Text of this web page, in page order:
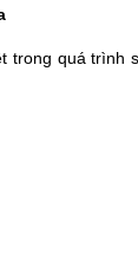
quá trình